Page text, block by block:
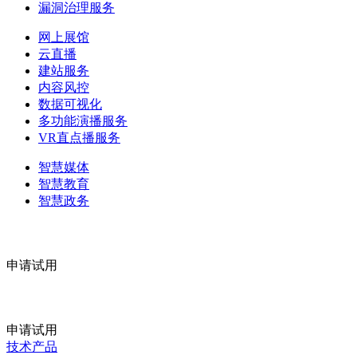
漏洞治理服务
网上展馆
云直播
建站服务
内容风控
数据可视化
多功能演播服务
VR直点播服务
智慧媒体
智慧教育
智慧政务
申请试用
申请试用
技术产品